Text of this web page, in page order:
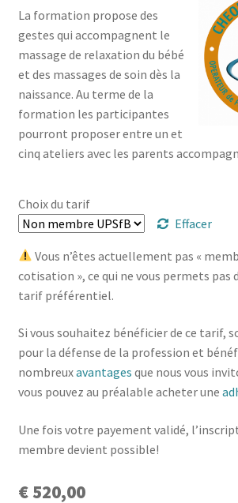
Formations Courtes
Formations Diplomantes
Contact
Contactez nous
La formation propose des
gestes qui accompagnent le
massage de relaxation du bébé
et des massages de soin dès la
naissance. Au terme de la
formation les participantes
pourront proposer entre un et
cinq ateliers avec les parents
Choix du tarif
Effacer
Vous n’êtes actuellement pas «
cotisation », ce qui ne vous permets pas
tarif préférentiel.
Si vous souhaitez bénéficier de ce tarif,
pour la défense de la profession et
nombreuxavantages que nous vous
vous pouvez au préalable acheter une
Une fois votre payement validé,
membre devient possible!
€520,00